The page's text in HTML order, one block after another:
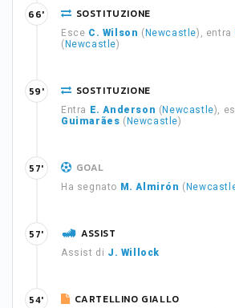
SOSTITUZIONE
Esce C. Wilson ( Newcastle), entra
( Newcastle)
66'
SOSTITUZIONE
Entra E. Anderson ( Newcastle),
Guimarães ( Newcastle)
59'
GOAL
Ha segnato M. Almirón (
57'
ASSIST
Assist di J. Willock
57'
CARTELLINO GIALLO
54'